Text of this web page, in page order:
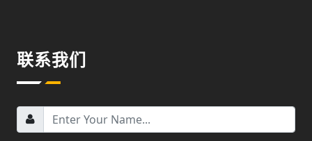
联系我们